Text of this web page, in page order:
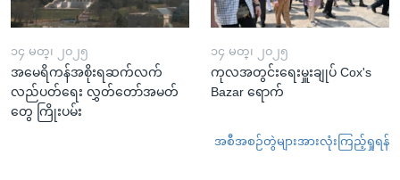
၁၄ မတ္၊ ၂၀၂၅
အမေရိကန်အစိုးရဆက်လက်
လည်ပတ်ရေး လွှတ်တော်အမတ်
တွေ ကြိုးပမ်း
၁၄ မတ္၊ ၂၀၂၅
ကုလအတွင်းရေးမှူးချုပ် Cox's
Bazar ရောက်
အစီအစဉ်တွဲများအားလုံးကြည့်ရှုရန်